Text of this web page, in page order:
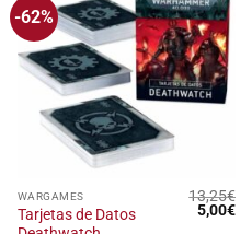
precio
-62%
Añadir
a la
lista
de
deseos
WARGAMES
Tarjetas de Datos
13,25€
El
precio
5,00€El